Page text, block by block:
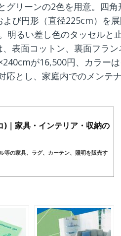
グリーンの2色を用意。四角
び円形（直径225cm）を
明るい差し色のタッセルと
、表面コットン、裏面フラ
が16,500円、カラー
応とし、家庭内でのメンテ
)｜家具・インテリア・収納の
等の家具、ラグ、カーテン、照明を販売す